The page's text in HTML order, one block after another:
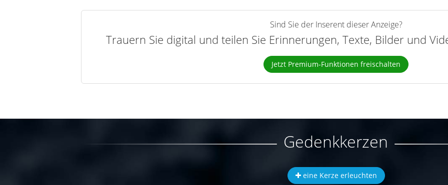
Sind Sie der Inserent dieser Anzeige?
Trauern Sie digital und teilen Sie Erinnerungen, Texte, Bilder und
Jetzt Premium-Funktionen freischalten
Gedenkkerzen
eine Kerze erleuchten